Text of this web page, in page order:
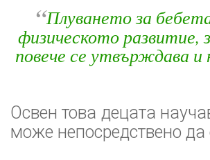
“Плуването за
физическото развитие,
повече се утвърждава
Освен това децата
може непосредствено